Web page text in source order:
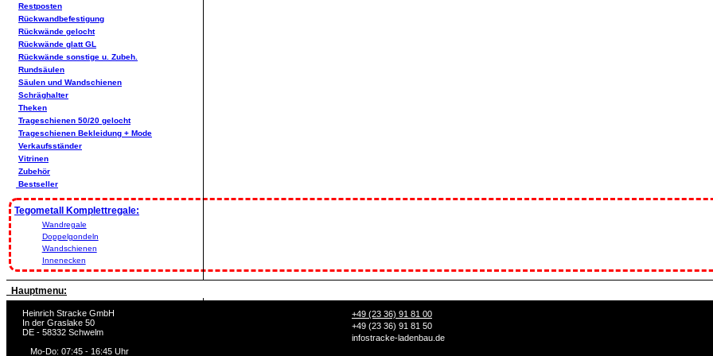
Restposten
Rückwandbefestigung
Rückwände gelocht
Rückwände glatt GL
Rückwände sonstige u. Zubeh.
Rundsäulen
Säulen und Wandschienen
Schräghalter
Theken
Trageschienen 50/20 gelocht
Trageschienen Bekleidung + Mode
Verkaufsständer
Vitrinen
Zubehör
Bestseller
Tegometall Komplettregale:
Wandregale
Doppelgondeln
Wandschienen
Innenecken
Hauptmenu:
Heinrich Stracke GmbH
In der Graslake 50
DE - 58332 Schwelm
Mo-Do: 07:45 - 16:45 Uhr
+49 (23 36) 91 81 00
+49 (23 36) 91 81 50
infostracke-ladenbau.de